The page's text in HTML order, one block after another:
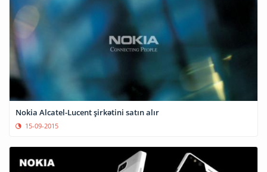
Nokia Alcatel-Lucent şirkətini satın alır
15-09-2015